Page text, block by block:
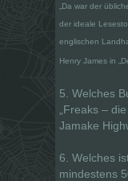
„Da war der
der ideale
englischen
Henry James in
5. Welches
„Freaks –
Jamake
6. Welches
mindestens